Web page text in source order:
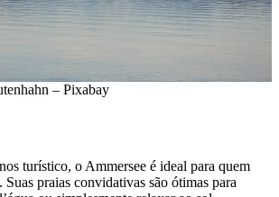
– Pixabay
turístico, o Ammersee é ideal para quem
praias convidativas são ótimas para